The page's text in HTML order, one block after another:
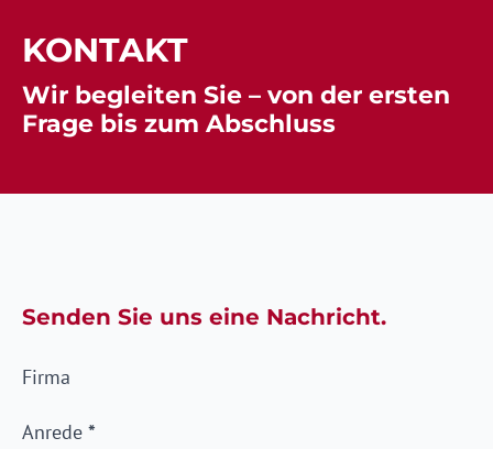
KONTAKT
Wir begleiten Sie – von der ersten
Frage bis zum Abschluss
Senden Sie uns eine Nachricht.
Firma
Anrede *